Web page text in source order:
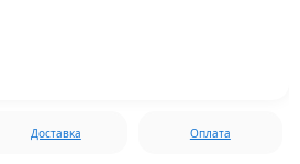
Доставка Оплата